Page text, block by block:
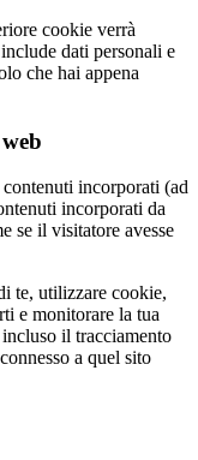
cookie verrà
dati personali e
che hai appena
incorporati (ad
incorporati da
se il visitatore avesse
te, utilizzare cookie,
e monitorare la tua
il tracciamento
a quel sito